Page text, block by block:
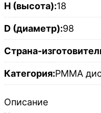
H (высота):18
D (диаметр):98
Страна-
Категория:PMMA
Описание